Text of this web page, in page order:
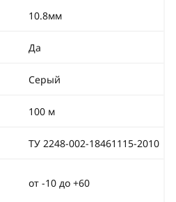
10.8мм
Да
Серый
100 м
ТУ 2248-002-18461115-2010
от -10 до +60